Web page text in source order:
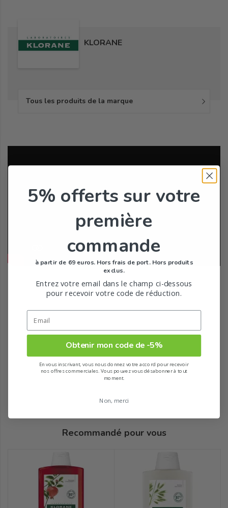
KLORANE
Tous les produits de la marque
Recommandé pour vous
5% offerts sur votre
première
commande
à partir de 69 euros. Hors frais de port. Hors produits
exclus.
Entrez votre email dans le champ ci-dessous
pour recevoir votre code de réduction.
Obtenir mon code de -5%
En vous inscrivant, vous nous donnez votre accord pour recevoir
nos offres commerciales. Vous pouvez vous désabonner à tout
moment.
Non, merci